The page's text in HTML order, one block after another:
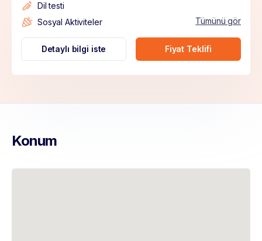
Dil testi
Sosyal Aktiviteler
Tümünü gör
Detaylı bilgi iste Fiyat Teklifi
Konum